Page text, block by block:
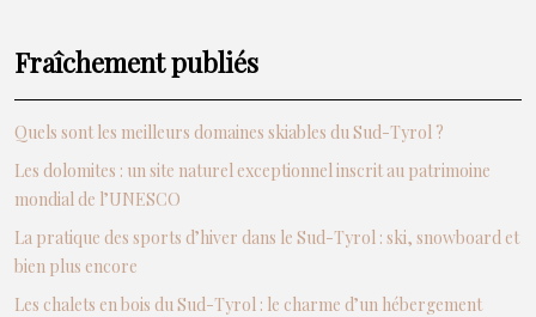
Fraîchement publiés
Quels sont les meilleurs domaines skiables du Sud-Tyrol ?
Les dolomites : un site naturel exceptionnel inscrit au patrimoine
mondial de l’UNESCO
La pratique des sports d’hiver dans le Sud-Tyrol : ski, snowboard et
bien plus encore
Les chalets en bois du Sud-Tyrol : le charme d’un hébergement